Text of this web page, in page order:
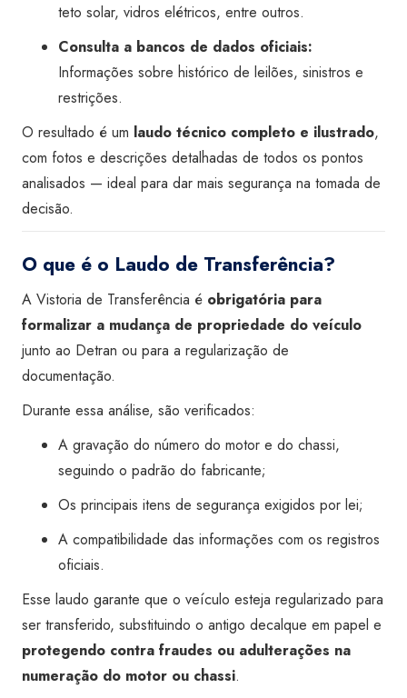
teto solar, vidros elétricos, entre outros.
Consulta a bancos de dados oficiais:
Informações sobre histórico de leilões, sinistros e
restrições.
O resultado é um laudo técnico completo e ilustrado,
com fotos e descrições detalhadas de todos os pontos
analisados — ideal para dar mais segurança na tomada de
decisão.
O que é o Laudo de Transferência?
A Vistoria de Transferência é obrigatória para
formalizar a mudança de propriedade do veículo
junto ao Detran ou para a regularização de
documentação.
Durante essa análise, são verificados:
A gravação do número do motor e do chassi,
seguindo o padrão do fabricante;
Os principais itens de segurança exigidos por lei;
A compatibilidade das informações com os registros
oficiais.
Esse laudo garante que o veículo esteja regularizado para
ser transferido, substituindo o antigo decalque em papel e
protegendo contra fraudes ou adulterações na
numeração do motor ou chassi.